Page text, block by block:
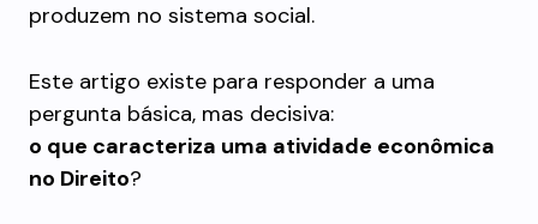
produzem no sistema social.
Este artigo existe para responder a uma
pergunta básica, mas decisiva:
o que caracteriza uma atividade econômica
no Direito?